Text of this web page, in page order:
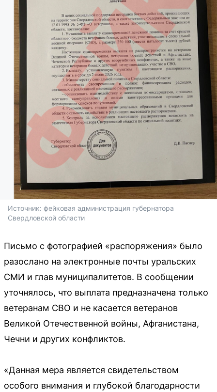
Источник: фейковая администрация губернатора
Свердловской области
Письмо с фотографией «распоряжения» было
разослано на электронные почты уральских
СМИ и глав муниципалитетов. В сообщении
уточнялось, что выплата предназначена только
ветеранам СВО и не касается ветеранов
Великой Отечественной войны, Афганистана,
Чечни и других конфликтов.
«Данная мера является свидетельством
особого внимания и глубокой благодарности